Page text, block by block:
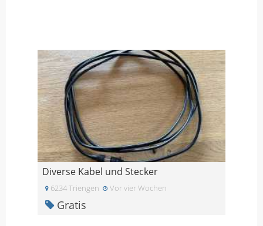
Diverse Kabel und Stecker
6234 Triengen Vor vier Wochen
Gratis